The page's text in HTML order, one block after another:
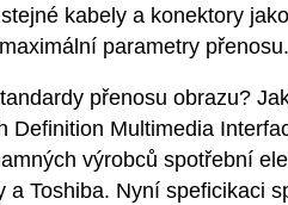
kabely a konektory
parametry přenosu.
přenosu obrazu?
Definition Multimedia
výrobců spotřební
a Toshiba. Nyní speficikaci